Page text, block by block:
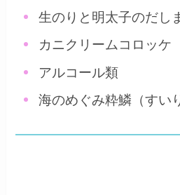
生のりと明太子のだし
カニクリームコロッケ
アルコール類
海のめぐみ粋鱗（すい